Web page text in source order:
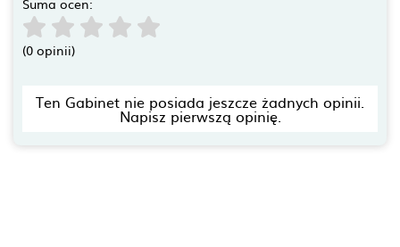
(0 opinii)
Ten Gabinet nie posiada jeszcze żadnych opinii.
Napisz pierwszą opinię.